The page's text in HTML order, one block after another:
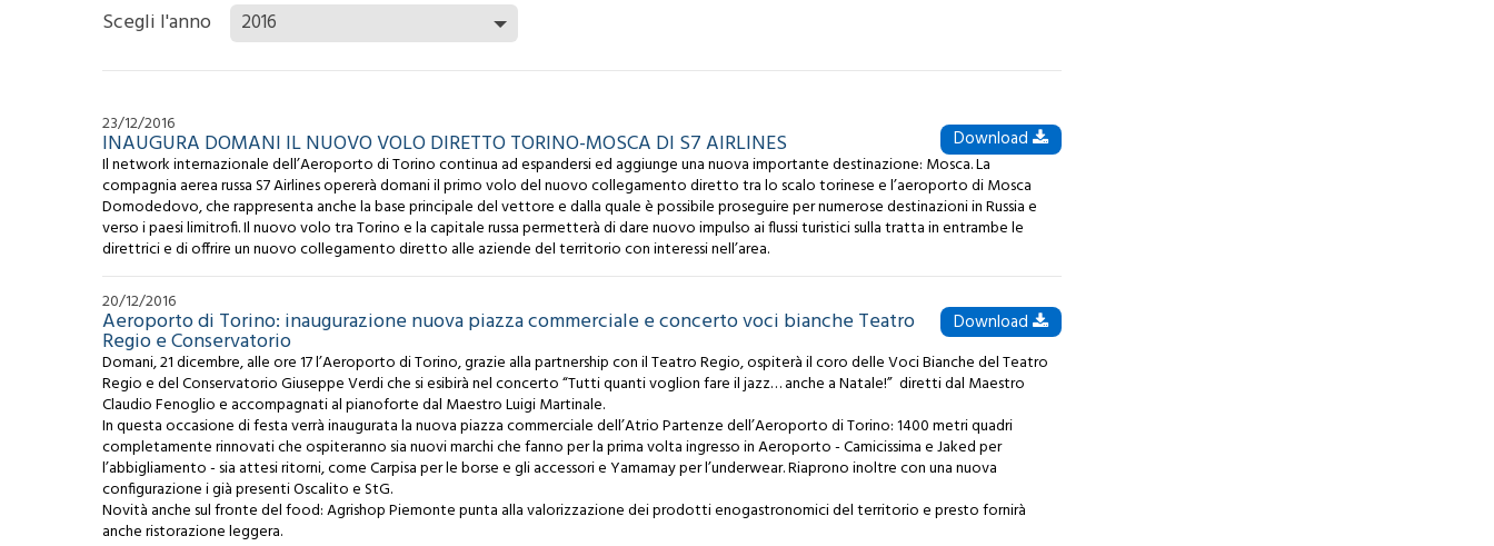
AMBIENTE
Reclami Rumore
Monitoraggio Acustico
Sistema di Gestione
Ambientale
Segnalazioni ambientali
ENERGIA
Certificato ISO 50001
Sistema Gestione Energia
Airport Carbon
Accreditation
Albo Fornitori
Scegli l'anno 2016
23/12/2016
INAUGURA DOMANI IL NUOVO VOLO DIRETTO TORINO-MOSCA DI S7 AIRLINES Download
Il network internazionale dell’Aeroporto di Torino continua ad espandersi ed aggiunge una nuova importante destinazione: Mosca. La
compagnia aerea russa S7 Airlines opererà domani il primo volo del nuovo collegamento diretto tra lo scalo torinese e l’aeroporto di Mosca
Domodedovo, che rappresenta anche la base principale del vettore e dalla quale è possibile proseguire per numerose destinazioni in Russia e
verso i paesi limitrofi. Il nuovo volo tra Torino e la capitale russa permetterà di dare nuovo impulso ai flussi turistici sulla tratta in entrambe le
direttrici e di offrire un nuovo collegamento diretto alle aziende del territorio con interessi nell’area.
20/12/2016
Aeroporto di Torino: inaugurazione nuova piazza commerciale e concerto voci bianche Teatro
Regio e Conservatorio
Download
Domani, 21 dicembre, alle ore 17 l’Aeroporto di Torino, grazie alla partnership con il Teatro Regio, ospiterà il coro delle Voci Bianche del Teatro
Regio e del Conservatorio Giuseppe Verdi che si esibirà nel concerto “Tutti quanti voglion fare il jazz… anche a Natale!” diretti dal Maestro
Claudio Fenoglio e accompagnati al pianoforte dal Maestro Luigi Martinale.
In questa occasione di festa verrà inaugurata la nuova piazza commerciale dell’Atrio Partenze dell’Aeroporto di Torino: 1400 metri quadri
completamente rinnovati che ospiteranno sia nuovi marchi che fanno per la prima volta ingresso in Aeroporto - Camicissima e Jaked per
l’abbigliamento - sia attesi ritorni, come Carpisa per le borse e gli accessori e Yamamay per l’underwear. Riaprono inoltre con una nuova
configurazione i già presenti Oscalito e StG.
Novità anche sul fronte del food: Agrishop Piemonte punta alla valorizzazione dei prodotti enogastronomici del territorio e presto fornirà
anche ristorazione leggera.